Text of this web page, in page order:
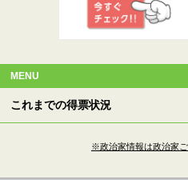
MENU
これまでの得票状況
※政治家情報は政治家